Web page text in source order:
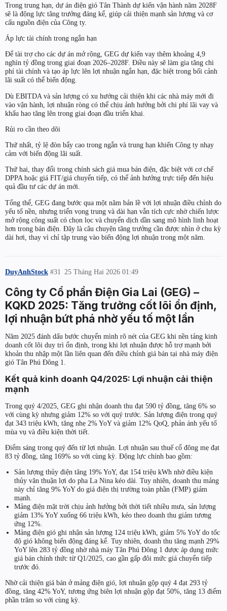
Trong trung hạn, dự án điện gió Tân Thành dự kiến vận hành năm 2028F
sẽ là động lực tăng trưởng đáng kể, giúp cải thiện mạnh sản lượng và cơ
cấu nguồn điện của Công ty.
Áp lực tài chính trong ngắn hạn
Để tài trợ cho các dự án mở rộng, GEG dự kiến vay thêm khoảng 4,9
nghìn tỷ đồng trong giai đoạn 2026–2028F. Điều này sẽ làm gia tăng chi
phí tài chính và tạo áp lực lên lợi nhuận ngắn hạn, đặc biệt trong bối cảnh
lãi suất có thể biến động.
Dù EBITDA và sản lượng có xu hướng cải thiện khi các nhà máy mới đi
vào vận hành, lợi nhuận ròng có thể chịu ảnh hưởng bởi chi phí lãi vay và
khấu hao tăng lên trong giai đoạn đầu triển khai.
Rủi ro cần theo dõi
Thứ nhất, tỷ lệ đòn bẩy cao trong ngắn và trung hạn khiến Công ty nhạy
cảm với biến động lãi suất.
Thứ hai, thay đổi trong chính sách giá mua bán điện, đặc biệt với cơ chế
DPPA hoặc giá FIT/giá chuyển tiếp, có thể ảnh hưởng trực tiếp đến hiệu
quả đầu tư các dự án mới.
Tổng thể, GEG đang bước qua một năm bản lề với lợi nhuận điều chỉnh do
yếu tố nền, nhưng triển vọng trung và dài hạn vẫn tích cực nhờ chiến lược
mở rộng công suất có chọn lọc và chuyển dịch dần sang mô hình linh hoạt
hơn trong bán điện. Đây là câu chuyện tăng trưởng cần được nhìn ở chu kỳ
dài hơi, thay vì chỉ tập trung vào biến động lợi nhuận trong một năm.
DuyAnhStock 25 Tháng Hai 2026 01:49
#31
Công ty Cổ phần Điện Gia Lai (GEG) –
KQKD 2025: Tăng trưởng cốt lõi ổn định,
lợi nhuận bứt phá nhờ yếu tố một lần
Năm 2025 đánh dấu bước chuyển mình rõ nét của GEG khi nền tảng kinh
doanh cốt lõi duy trì ổn định, trong khi lợi nhuận được hỗ trợ mạnh bởi
khoản thu nhập một lần liên quan đến điều chỉnh giá bán tại nhà máy điện
gió Tân Phú Đông 1.
Kết quả kinh doanh Q4/2025: Lợi nhuận cải thiện
mạnh
Trong quý 4/2025, GEG ghi nhận doanh thu đạt 590 tỷ đồng, tăng 6% so
với cùng kỳ nhưng giảm 12% so với quý trước. Sản lượng điện trong quý
đạt 343 triệu kWh, tăng nhẹ 2% YoY và giảm 12% QoQ, phản ánh yếu tố
mùa vụ và điều kiện thời tiết.
Điểm sáng trong quý đến từ lợi nhuận. Lợi nhuận sau thuế cổ đông mẹ đạt
83 tỷ đồng, tăng 169% so với cùng kỳ. Động lực chính bao gồm:
Sản lượng thủy điện tăng 19% YoY, đạt 154 triệu kWh nhờ điều kiện
thủy văn thuận lợi do pha La Nina kéo dài. Tuy nhiên, doanh thu mảng
này chỉ tăng 9% YoY do giá điện thị trường toàn phần (FMP) giảm
mạnh.
Mảng điện mặt trời chịu ảnh hưởng bởi thời tiết nhiều mưa, sản lượng
giảm 13% YoY xuống 66 triệu kWh, kéo theo doanh thu giảm tương
ứng 12%.
Mảng điện gió ghi nhận sản lượng 124 triệu kWh, giảm 5% YoY do tốc
độ gió không biến động đáng kể. Tuy nhiên, doanh thu tăng mạnh 29%
YoY lên 283 tỷ đồng nhờ nhà máy Tân Phú Đông 1 được áp dụng mức
giá bán chính thức từ Q1/2025, cao gần gấp đôi mức giá chuyển tiếp
trước đó.
Nhờ cải thiện giá bán ở mảng điện gió, lợi nhuận gộp quý 4 đạt 293 tỷ
đồng, tăng 42% YoY, tương ứng biên lợi nhuận gộp đạt 50%, tăng 13 điểm
phần trăm so với cùng kỳ.